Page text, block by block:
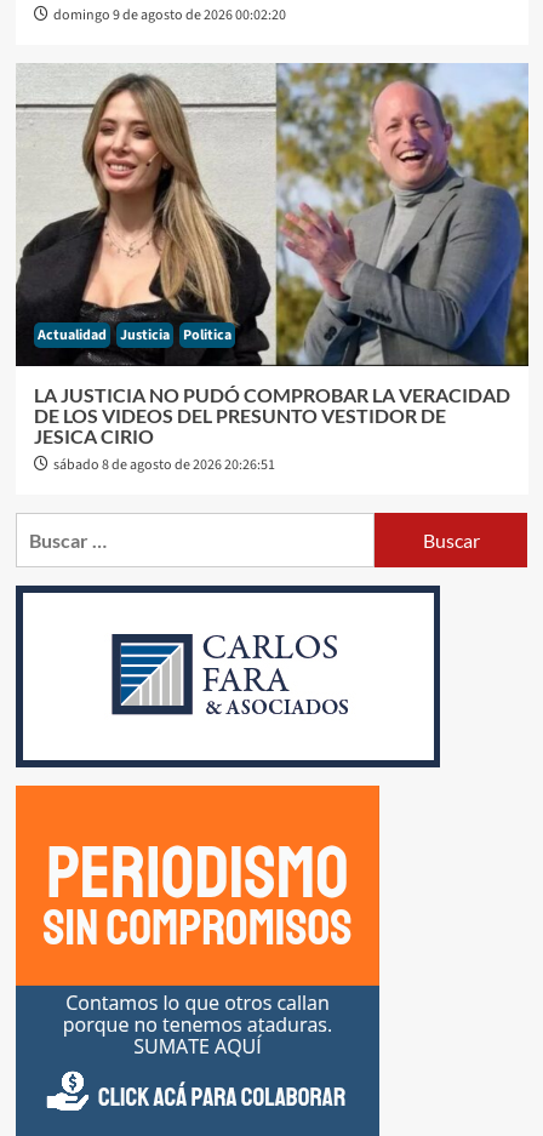
domingo 9 de agosto de 2026 00:02:20
Actualidad Justicia Politica
LA JUSTICIA NO PUDÓ COMPROBAR LA VERACIDAD
DE LOS VIDEOS DEL PRESUNTO VESTIDOR DE
JESICA CIRIO
sábado 8 de agosto de 2026 20:26:51